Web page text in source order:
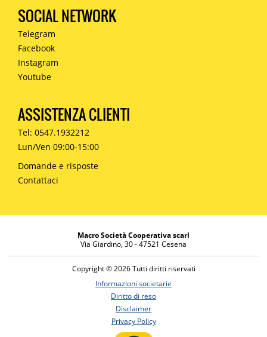
SOCIAL NETWORK
Telegram
Facebook
Instagram
Youtube
ASSISTENZA CLIENTI
Tel: 0547.1932212
Lun/Ven 09:00-15:00
Domande e risposte
Contattaci
Macro Società Cooperativa scarl
Via Giardino, 30 - 47521 Cesena
Copyright © 2026 Tutti diritti riservati
Informazioni societarie
Diritto di reso
Disclaimer
Privacy Policy